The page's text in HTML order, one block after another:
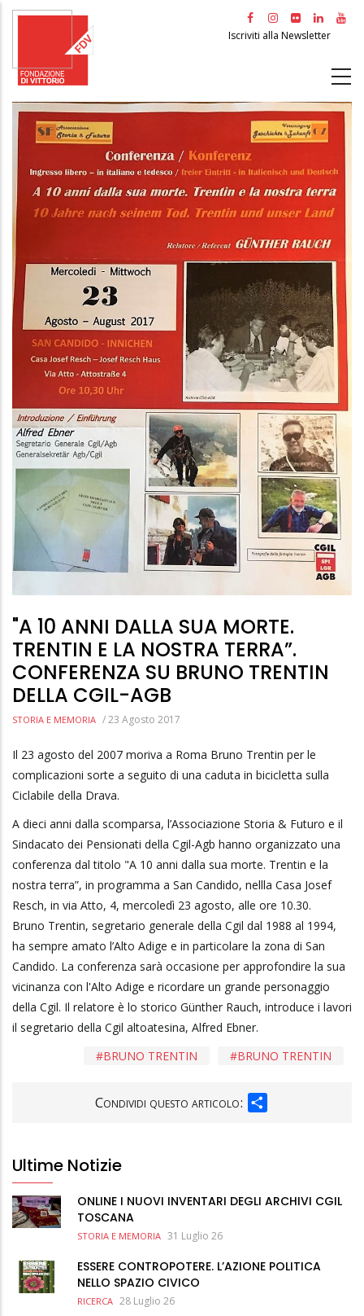
Salta
principale
Iscriviti alla Newsletter
"A 10 ANNI DALLA SUA MORTE.
TRENTIN E LA NOSTRA TERRA”.
CONFERENZA SU BRUNO TRENTIN
DELLA CGIL-AGB
STORIA E MEMORIA /23 Agosto 2017
Il 23 agosto del 2007 moriva a Roma Bruno Trentin per le
complicazioni sorte a seguito di una caduta in bicicletta sulla
Ciclabile della Drava.
A dieci anni dalla scomparsa, l’Associazione Storia & Futuro e il
Sindacato dei Pensionati della Cgil-Agb hanno organizzato una
conferenza dal titolo "A 10 anni dalla sua morte. Trentin e la
nostra terra”, in programma a San Candido, nellla Casa Josef
Resch, in via Atto, 4, mercoledì 23 agosto, alle ore 10.30.
Bruno Trentin, segretario generale della Cgil dal 1988 al 1994,
ha sempre amato l’Alto Adige e in particolare la zona di San
Candido. La conferenza sarà occasione per approfondire la sua
vicinanza con l'Alto Adige e ricordare un grande personaggio
della Cgil. Il relatore è lo storico Günther Rauch, introduce i lavori
il segretario della Cgil altoatesina, Alfred Ebner.
BRUNO TRENTIN
BRUNO TRENTIN
Condividi questo articolo:
Ultime Notizie
ONLINE I NUOVI INVENTARI DEGLI ARCHIVI CGIL
TOSCANA
STORIA E MEMORIA 31 Luglio 26
ESSERE CONTROPOTERE. L’AZIONE POLITICA
NELLO SPAZIO CIVICO
RICERCA 28 Luglio 26